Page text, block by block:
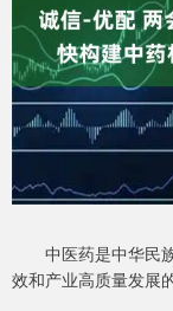
中医药是中华民族
效和产业高质量发展